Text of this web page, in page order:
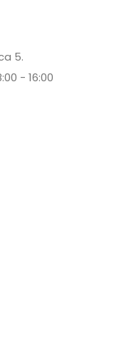
5.
- 16:00